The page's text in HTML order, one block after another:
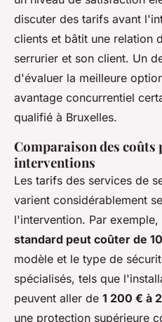
discuter des tarifs avant
clients et bâtit une relation
serrurier et son client. Un
d'évaluer la meilleure
avantage concurrentiel
qualifié à Bruxelles.
Comparaison des
interventions
Les tarifs des services de
varient considérablement
l'intervention. Par exemple,
standard peut coûter de
modèle et le type de
spécialisés, tels que
peuvent aller de 1 200 € à
une protection supérieure